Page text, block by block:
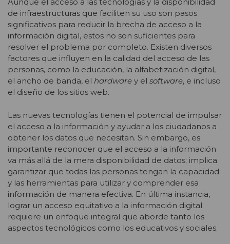
de infraestructuras que faciliten su uso son pasos
significativos para reducir la brecha de acceso a la
información digital, estos no son suficientes para
resolver el problema por completo. Existen diversos
factores que influyen en la calidad del acceso de las
personas, como la educación, la alfabetización digital,
el ancho de banda, el hardware y el software, e incluso
el diseño de los sitios web.
Las nuevas tecnologías tienen el potencial de impulsar
el acceso a la información y ayudar a los ciudadanos a
obtener los datos que necesitan. Sin embargo, es
importante reconocer que el acceso a la información
va más allá de la mera disponibilidad de datos; implica
garantizar que todas las personas tengan la capacidad
y las herramientas para utilizar y comprender esa
información de manera efectiva. En última instancia,
lograr un acceso equitativo a la información digital
requiere un enfoque integral que aborde tanto los
aspectos tecnológicos como los educativos y sociales.